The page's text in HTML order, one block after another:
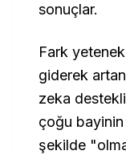
sonuçlar.
Fark
giderek
zeka destekli
çoğu bayinin
şekilde